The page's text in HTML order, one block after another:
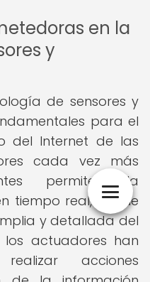
en la
y
de sensores y
para el
del Internet de las
cada vez más
permiten la
tiempo real, lo que
y detallada del
actuadores han
acciones